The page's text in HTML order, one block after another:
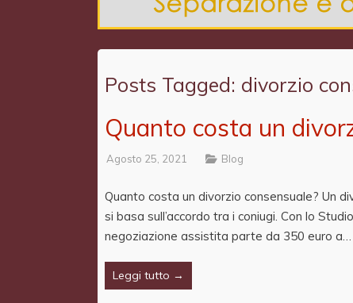
Posts Tagged: divorzio
Quanto costa un
Agosto 25, 2021 Blog
Quanto costa un divorzio consensuale? Un
si basa sull’accordo tra i coniugi. Con lo
negoziazione assistita parte da 350 euro a…
Leggi tutto →